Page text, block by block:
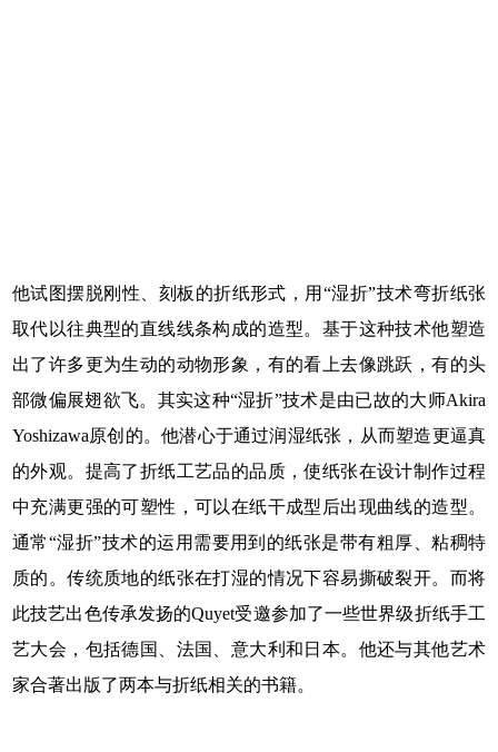
他试图摆脱刚性、刻板的折纸形式，用“湿折”技术弯折纸张
取代以往典型的直线线条构成的造型。基于这种技术他塑造
出了许多更为生动的动物形象，有的看上去像跳跃，有的头
部微偏展翅欲飞。其实这种“湿折”技术是由已故的大师Akira
Yoshizawa原创的。他潜心于通过润湿纸张，从而塑造更逼真
的外观。提高了折纸工艺品的品质，使纸张在设计制作过程
中充满更强的可塑性，可以在纸干成型后出现曲线的造型。
通常“湿折”技术的运用需要用到的纸张是带有粗厚、粘稠特
质的。传统质地的纸张在打湿的情况下容易撕破裂开。而将
此技艺出色传承发扬的Quyet受邀参加了一些世界级折纸手工
艺大会，包括德国、法国、意大利和日本。他还与其他艺术
家合著出版了两本与折纸相关的书籍。